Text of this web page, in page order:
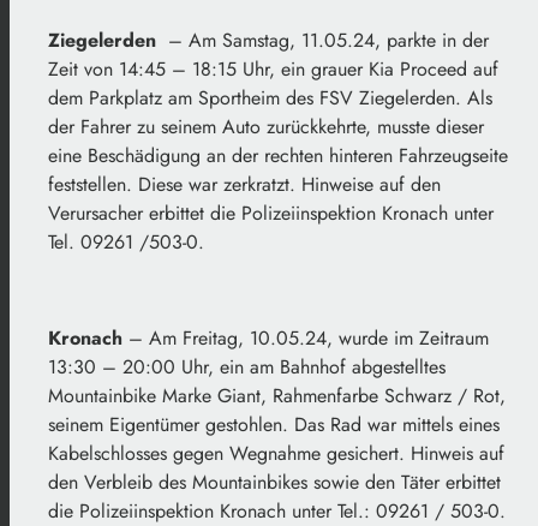
Ziegelerden – Am Samstag, 11.05.24, parkte in der
Zeit von 14:45 – 18:15 Uhr, ein grauer Kia Proceed auf
dem Parkplatz am Sportheim des FSV Ziegelerden. Als
der Fahrer zu seinem Auto zurückkehrte, musste dieser
eine Beschädigung an der rechten hinteren Fahrzeugseite
feststellen. Diese war zerkratzt. Hinweise auf den
Verursacher erbittet die Polizeiinspektion Kronach unter
Tel. 09261 /503-0.
Kronach – Am Freitag, 10.05.24, wurde im Zeitraum
13:30 – 20:00 Uhr, ein am Bahnhof abgestelltes
Mountainbike Marke Giant, Rahmenfarbe Schwarz / Rot,
seinem Eigentümer gestohlen. Das Rad war mittels eines
Kabelschlosses gegen Wegnahme gesichert. Hinweis auf
den Verbleib des Mountainbikes sowie den Täter erbittet
die Polizeiinspektion Kronach unter Tel.: 09261 / 503-0.